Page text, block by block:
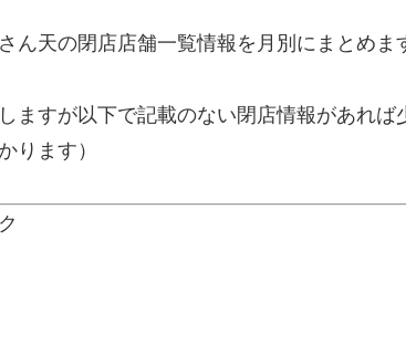
ん天の閉店店舗一覧情報を月別にまとめま
ますが以下で記載のない閉店情報があれ
ります）